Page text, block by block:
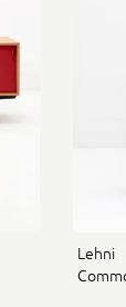
Lehni